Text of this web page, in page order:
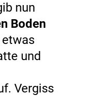
nun
Boden
und
Vergiss